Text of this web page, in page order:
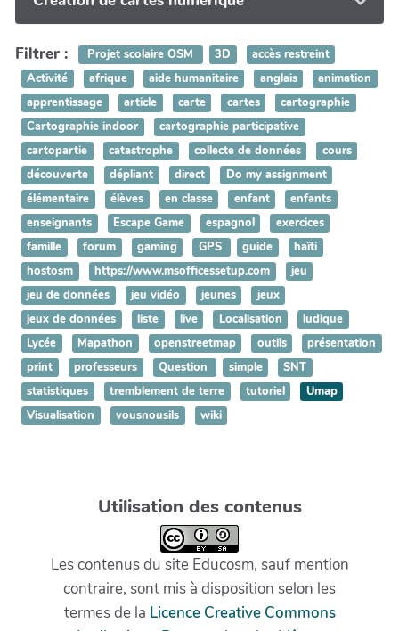
Filtrer : Projet scolaire OSM 3D
accès restreint
Activité
afrique aide humanitaire anglais
animation
apprentissage
article carte cartes
cartographie
Cartographie indoor
cartographie participative
cartopartie
catastrophe collecte de données
cours
découverte
dépliant direct
Do my assignment
élémentaire
élèves en classe enfant
enfants
enseignants
Escape Game espagnol
exercices
famille
forum gaming GPS guide
haïti
hostosm
https://www.msofficessetup.com
jeu
jeu de données
jeu vidéo jeunes
jeux
jeux de données
liste live Localisation
ludique
Lycée
Mapathon openstreetmap outils
présentation
print
professeurs Question simple
SNT
statistiques
tremblement de terre tutoriel
Umap
Visualisation
vousnousils wiki
Utilisation des contenus
Les contenus du site Educosm, sauf mention
contraire, sont mis à disposition selon les
termes de la Licence Creative Commons